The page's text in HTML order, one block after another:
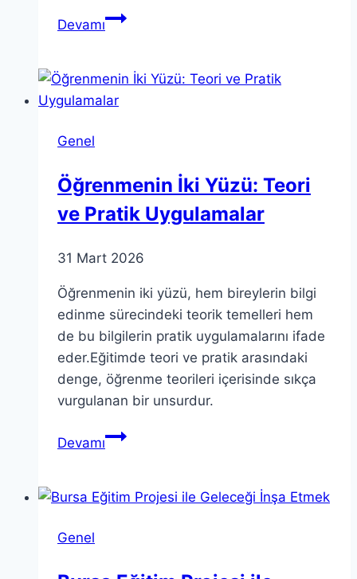
DevamıTeoric
ve
Sanatın
Genel
Öğrenmenin İki Yüzü: Teori
ve Pratik Uygulamalar
31 Mart 2026
Öğrenmenin iki yüzü, hem bireylerin bilgi
edinme sürecindeki teorik temelleri hem
de bu bilgilerin pratik uygulamalarını ifade
eder.Eğitimde teori ve pratik arasındaki
denge, öğrenme teorileri içerisinde sıkça
vurgulanan bir unsurdur.
DevamıÖğrenmenin
Teori
Genel